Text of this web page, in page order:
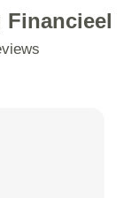
Financieel